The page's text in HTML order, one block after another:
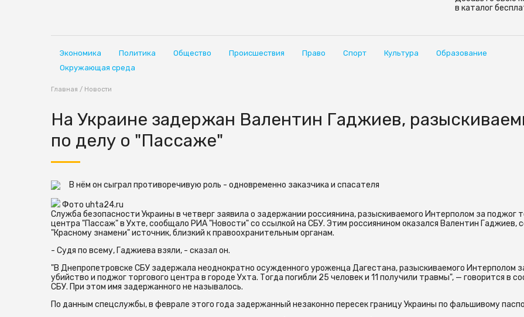
в каталог
Экономика Политика Общество Происшествия Право Спорт Культура
Образование
Окружающая среда
Главная / Новости
На Украине задержан Валентин Гаджиев,
по делу о "Пассаже"
В нём он сыграл противоречивую роль - одновременно заказчика и спасателя
Фото uhta24.ru
Служба безопасности Украины в четверг заявила о задержании россиянина, разыскиваемого Интерполом за поджог
центра "Пассаж" в Ухте, сообщало РИА "Новости" со ссылкой на СБУ. Этим россиянином оказался Валентин Гаджиев,
"Красному знамени" источник, близкий к правоохранительным органам.
- Судя по всему, Гаджиева взяли, - сказал он.
"В Днепропетровске СБУ задержала неоднократно осужденного уроженца Дагестана, разыскиваемого Интерполом
убийство и поджог торгового центра в городе Ухта. Тогда погибли 25 человек и 11 получили травмы", — говорится в
СБУ. При этом имя задержанного не называлось.
По данным спецслужбы, в феврале этого года задержанный незаконно пересек границу Украины по фальшивому